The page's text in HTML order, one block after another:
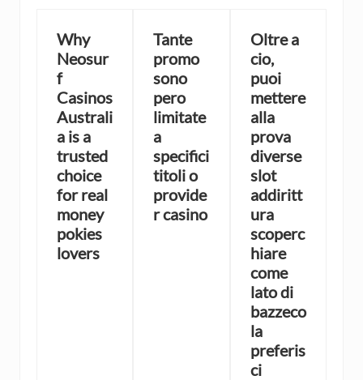
Why
Neosur
f
Casinos
Australi
a is a
trusted
choice
for real
money
pokies
lovers
Tante
promo
sono
pero
limitate
a
specifici
titoli o
provide
r casino
Oltre a
cio,
puoi
mettere
alla
prova
diverse
slot
addiritt
ura
scoperc
hiare
come
lato di
bazzeco
la
preferis
ci